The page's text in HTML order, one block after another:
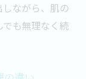
ながら、肌の
も無理なく続